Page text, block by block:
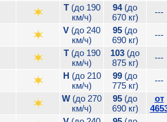
T(до 190
км/ч)
94(до
670 кг)
---
V (до 240
км/ч)
95 (до
690 кг)
---
T(до 190
км/ч)
103 (до
875 кг)
---
H (до 210
км/ч)
99 (до
775 кг)
---
W (до 270
км/ч)
95 (до
690 кг)
от